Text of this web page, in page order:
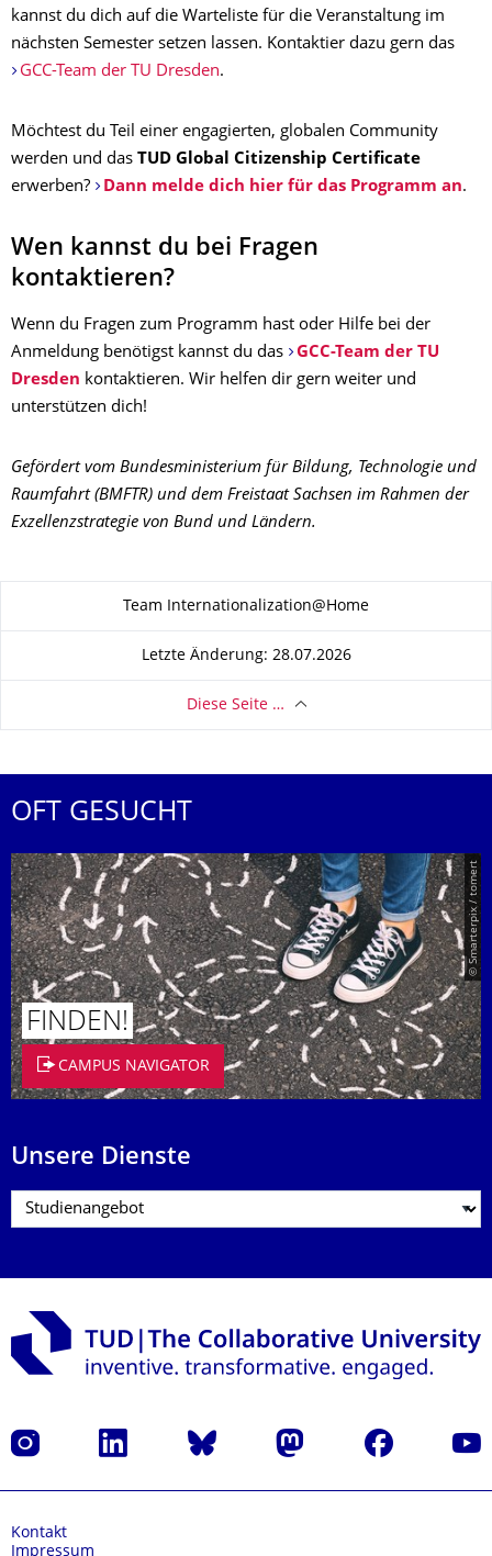
kannst du dich auf die Warteliste für die Veranstaltung im
nächsten Semester setzen lassen. Kontaktier dazu gern das
GCC-Team der TU Dresden.
Möchtest du Teil einer engagierten, globalen Community
werden und das TUD Global Citizenship Certificate
erwerben?
Dann melde dich hier für das Programm an.
Wen kannst du bei Fragen
kontaktieren?
Wenn du Fragen zum Programm hast oder Hilfe bei der
Anmeldung benötigst kannst du das
GCC-Team der TU
Dresden kontaktieren. Wir helfen dir gern weiter und
unterstützen dich!
Gefördert vom Bundesministerium für Bildung, Technologie und
Raumfahrt (BMFTR) und dem Freistaat Sachsen im Rahmen der
Exzellenzstrategie von Bund und Ländern.
Zu dieser SeiteTeam Internationalization@Home
Letzte Änderung: 28.07.2026
Diese Seite …
OFT GESUCHT
© Smarterpix / tomert
FINDEN!
CAMPUS NAVIGATOR
Unsere Dienste
Instagram LinkedIn Bluesky Mastodon Facebook
Kontakt
Impressum